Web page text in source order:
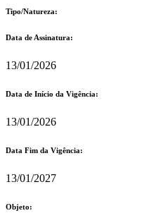
Tipo/Natureza:
Data de Assinatura:
13/01/2026
Data de Início da Vigência:
13/01/2026
Data Fim da Vigência:
13/01/2027
Objeto: